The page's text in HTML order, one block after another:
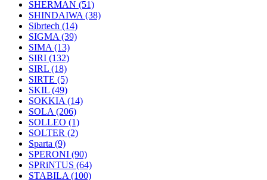
SHERMAN (51)
SHINDAIWA (38)
Sibrtech (14)
SIGMA (39)
SIMA (13)
SIRI (132)
SIRL (18)
SIRTE (5)
SKIL (49)
SOKKIA (14)
SOLA (206)
SOLLEO (1)
SOLTER (2)
Sparta (9)
SPERONI (90)
SPRiNTUS (64)
STABILA (100)